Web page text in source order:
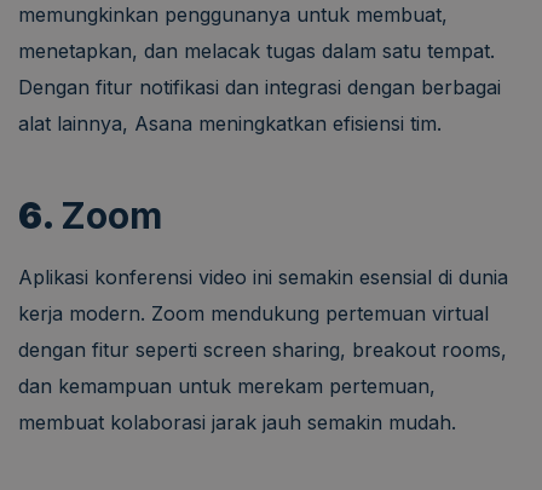
memungkinkan penggunanya untuk membuat,
menetapkan, dan melacak tugas dalam satu tempat.
Dengan fitur notifikasi dan integrasi dengan berbagai
alat lainnya, Asana meningkatkan efisiensi tim.
6. Zoom
Aplikasi konferensi video ini semakin esensial di dunia
kerja modern. Zoom mendukung pertemuan virtual
dengan fitur seperti screen sharing, breakout rooms,
dan kemampuan untuk merekam pertemuan,
membuat kolaborasi jarak jauh semakin mudah.